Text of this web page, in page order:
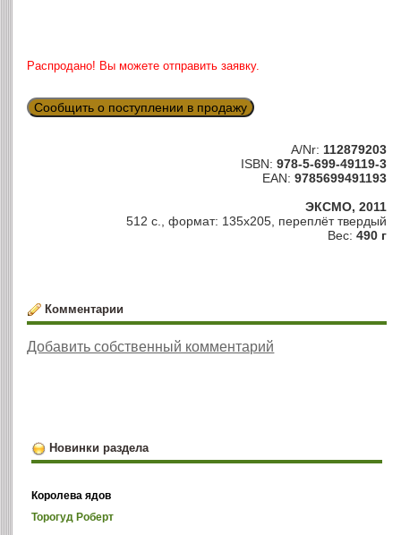
Распродано! Вы можете отправить заявку.
Сообщить о поступлении в продажу
A/Nr: 112879203
ISBN: 978-5-699-49119-3
EAN: 9785699491193
ЭКСМО, 2011
512 с., формат: 135х205, переплёт твердый
Вес: 490 г
Комментарии
Добавить собственный комментарий
Новинки раздела
Королева ядов
Торогуд Роберт